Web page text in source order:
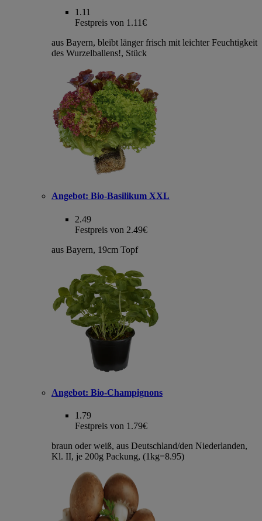
1.11
Festpreis von 1.11€
aus Bayern, bleibt länger frisch mit leichter Feuchtigkeit
des Wurzelballens!, Stück
Angebot: Bio-Basilikum XXL
2.49
Festpreis von 2.49€
aus Bayern, 19cm Topf
Angebot: Bio-Champignons
1.79
Festpreis von 1.79€
braun oder weiß, aus Deutschland/den Niederlanden,
Kl. II, je 200g Packung, (1kg=8.95)